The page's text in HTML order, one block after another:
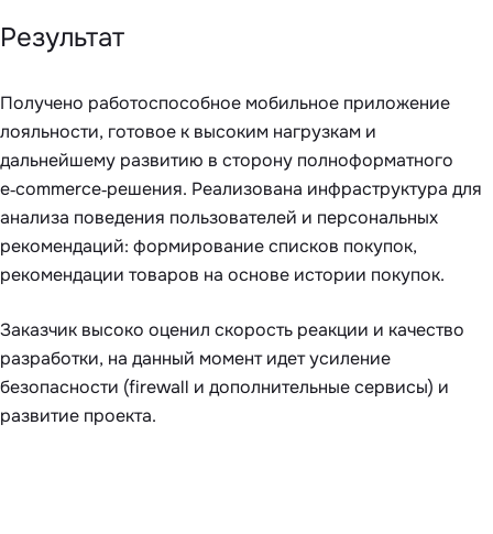
Результат
Получено работоспособное мобильное приложение
лояльности, готовое к высоким нагрузкам и
дальнейшему развитию в сторону полноформатного
e‑commerce‑решения. Реализована инфраструктура для
анализа поведения пользователей и персональных
рекомендаций: формирование списков покупок,
рекомендации товаров на основе истории покупок.
Заказчик высоко оценил скорость реакции и качество
разработки, на данный момент идет усиление
безопасности (firewall и дополнительные сервисы) и
развитие проекта.